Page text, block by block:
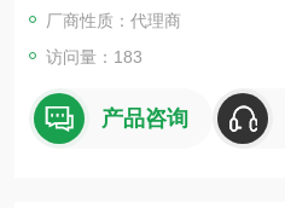
厂商性质：代理商
访问量：183
产品咨询